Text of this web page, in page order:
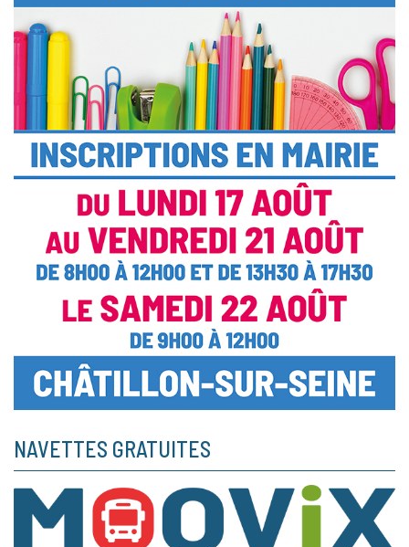
NAVETTES GRATUITES